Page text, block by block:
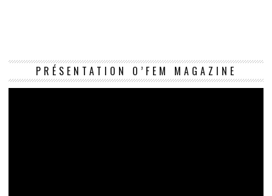
PRÉSENTATION O’FEM MAGAZINE